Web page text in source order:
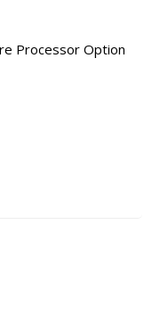
Processor Option